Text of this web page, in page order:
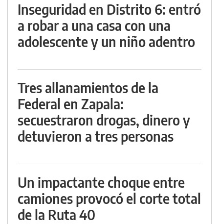
Inseguridad en Distrito 6: entró
a robar a una casa con una
adolescente y un niño adentro
Tres allanamientos de la
Federal en Zapala:
secuestraron drogas, dinero y
detuvieron a tres personas
Un impactante choque entre
camiones provocó el corte total
de la Ruta 40